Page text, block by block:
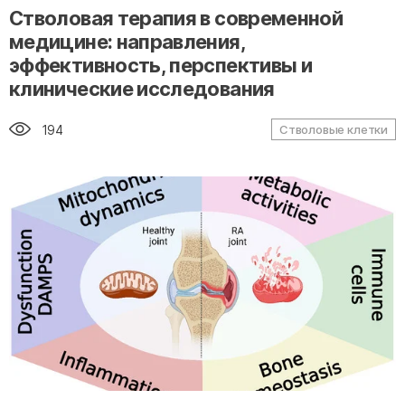
" alt="loading" class="img-responsive"/>
Стволовая терапия в современной
медицине: направления,
эффективность, перспективы и
клинические исследования
194 Стволовые клетки